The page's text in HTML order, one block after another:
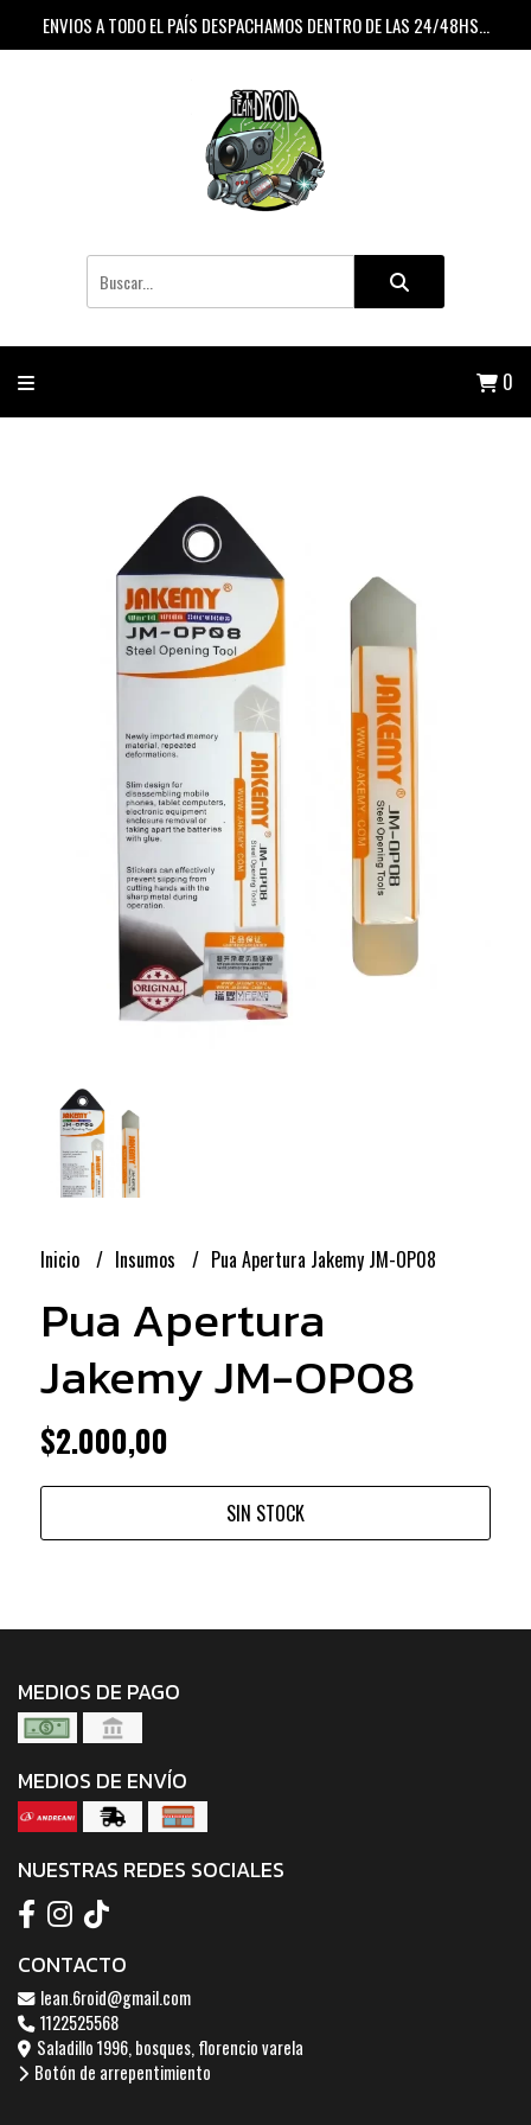
ENVIOS A TODO EL PAÍS DESPACHAMOS DENTRO DE LAS 24/48HS...
0
Inicio Insumos Pua Apertura Jakemy JM-OP08
Pua Apertura
Jakemy JM-OP08
$2.000,00
SIN STOCK
MEDIOS DE PAGO
MEDIOS DE ENVÍO
NUESTRAS REDES SOCIALES
CONTACTO
lean.6roid@gmail.com
1122525568
Saladillo 1996, bosques, florencio varela
Botón de arrepentimiento